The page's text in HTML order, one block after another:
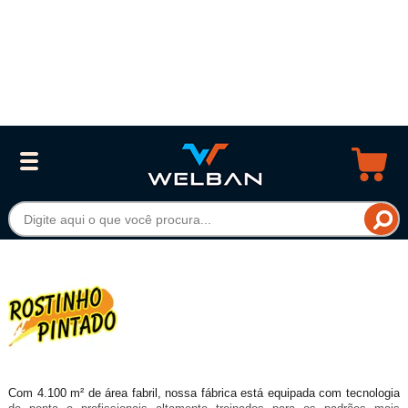
Com 4.100 m² de área fabril, nossa fábrica está equipada com tecnologia